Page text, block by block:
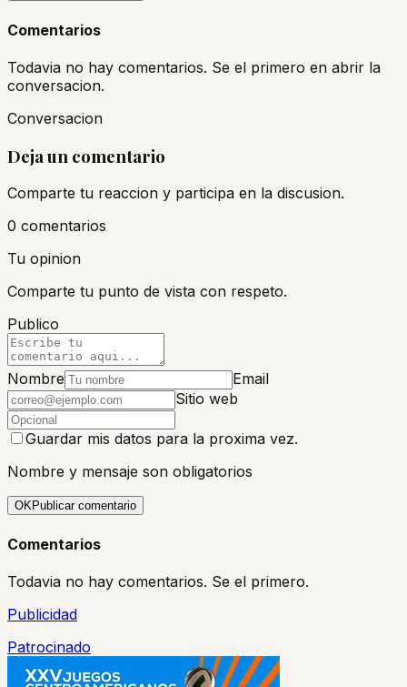
Comentarios
Todavia no hay comentarios. Se el primero en abrir la
conversacion.
Conversacion
Deja un comentario
Comparte tu reaccion y participa en la discusion.
0 comentarios
Tu opinion
Comparte tu punto de vista con respeto.
Publico
Nombre
Email
Sitio web
Guardar mis datos para la proxima vez.
Nombre y mensaje son obligatorios
OKPublicar comentario
Comentarios
Todavia no hay comentarios. Se el primero.
Publicidad
Patrocinado